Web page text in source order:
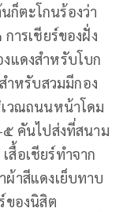
ตะโกนร้องว่า
ารเชียร์ของฝั่ง
งแดงสำหรับโบก
ำหรับสวมมีกอง
วณถนนหน้าโดม
๕ คันไปส่งที่สนาม
สื้อเชียร์ทำจาก
ผ้าสีแดงเย็บทาบ
ของนิสิต